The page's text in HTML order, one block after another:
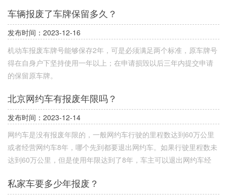
目与使用时期规定的安检规章制度。
车辆报废了车牌保留多久？
发布时间：2023-12-16
机动车报废车牌号能够保存2年，可是必须满足两个标准，原车牌号
得在自身户下坚持使用一年以上；在申请损毁以后三年内提交申请
的保留原车牌。
北京网约车有报废年限吗？
发布时间：2023-12-14
网约车是没有报废年限的，一般网约车行驶的里程数达到60万公里
或者经营网约车8年，哪个先到都要退出网约车。如果行驶里程数未
达到60万公里，但是使用年限达到了8年，车主可以退出网约车经
驶超过了60万公里，是需要进行报废处理的。
私家车要多少年报废？